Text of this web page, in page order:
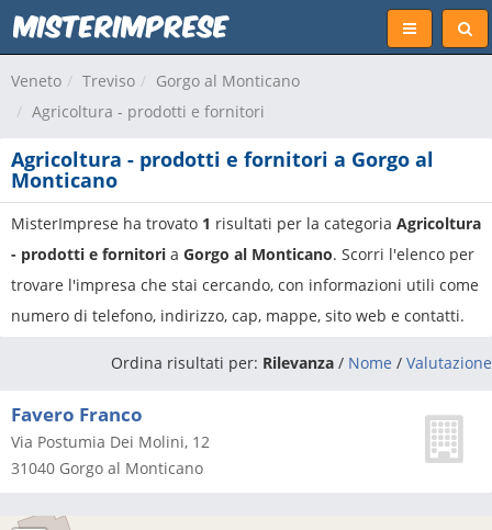
Veneto Treviso
Gorgo al Monticano
Agricoltura - prodotti e fornitori
Agricoltura - prodotti e fornitori a Gorgo al
Monticano
MisterImprese ha trovato 1 risultati per la categoria Agricoltura
- prodotti e fornitori a Gorgo al Monticano. Scorri l'elenco per
trovare l'impresa che stai cercando, con informazioni utili come
numero di telefono, indirizzo, cap, mappe, sito web e contatti.
Ordina risultati per: Rilevanza / Nome / Valutazione
Favero Franco
Via Postumia Dei Molini, 12
31040 Gorgo al Monticano